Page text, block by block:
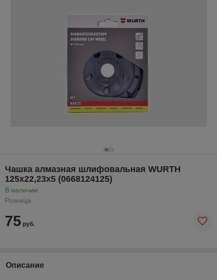
Чашка алмазная шлифовальная WURTH
125x22,23x5 (0668124125)
В наличии
Розница
75 руб.
Описание